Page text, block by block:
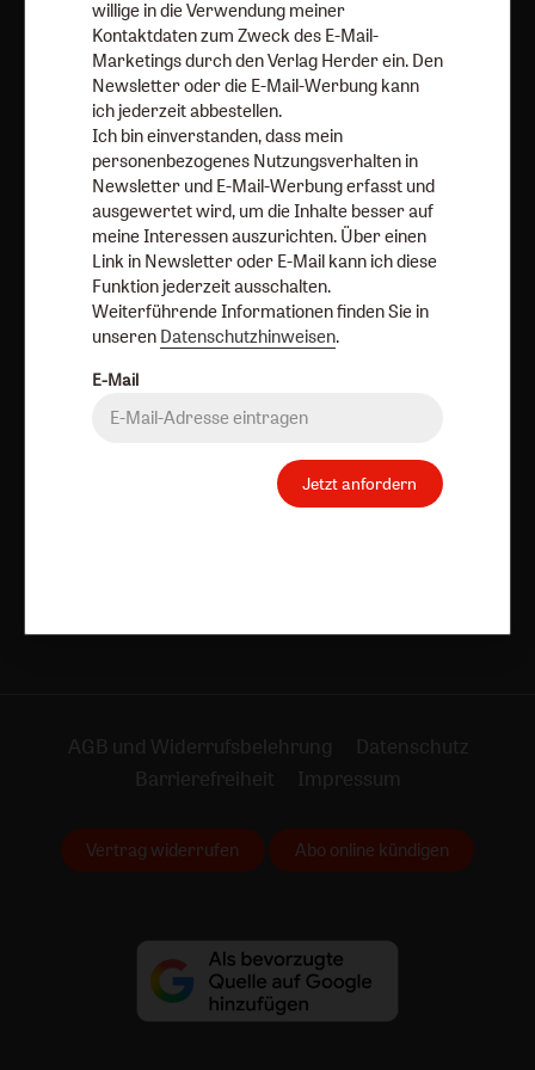
Korrespondenz-Newsletter abonnieren
die Verwendung meiner Kontaktdaten zum Zweck des E-
Mail-Marketings durch den Verlag Herder ein. Den
Newsletter oder die E-Mail-Werbung kann ich jederzeit
abbestellen.
Ich bin einverstanden, dass mein personenbezogenes
Nutzungsverhalten in Newsletter und E-Mail-Werbung
erfasst und ausgewertet wird, um die Inhalte besser auf
meine Interessen auszurichten. Über einen Link in
Newsletter oder E-Mail kann ich diese Funktion jederzeit
ausschalten.
AGB und Widerrufsbelehrung
Datenschutz
Barrierefreiheit
Impressum
Vertrag widerrufen Abo online kündigen
willige in die Verwendung meiner
Kontaktdaten zum Zweck des E-Mail-
Marketings durch den Verlag Herder ein. Den
Newsletter oder die E-Mail-Werbung kann
ich jederzeit abbestellen.
Ich bin einverstanden, dass mein
personenbezogenes Nutzungsverhalten in
Newsletter und E-Mail-Werbung erfasst und
ausgewertet wird, um die Inhalte besser auf
meine Interessen auszurichten. Über einen
Link in Newsletter oder E-Mail kann ich diese
Funktion jederzeit ausschalten.
Weiterführende Informationen finden Sie in
unseren Datenschutzhinweisen.
E-Mail
Jetzt anfordern